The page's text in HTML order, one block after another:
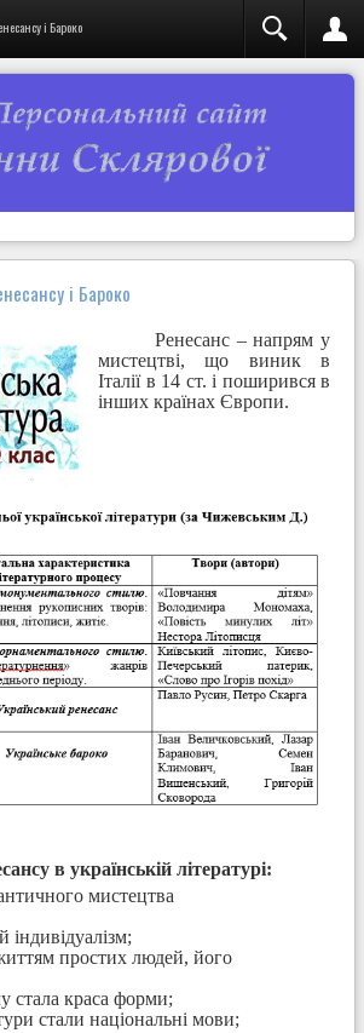
і Бароко
і Бароко
Ренесанс – напрям у
мистецтві, що виник в
Італії в 14 ст. і поширився в
інших країнах Європи.
в українській літературі:
мистецтва
простих людей, його
стала краса форми;
стали національні мови;